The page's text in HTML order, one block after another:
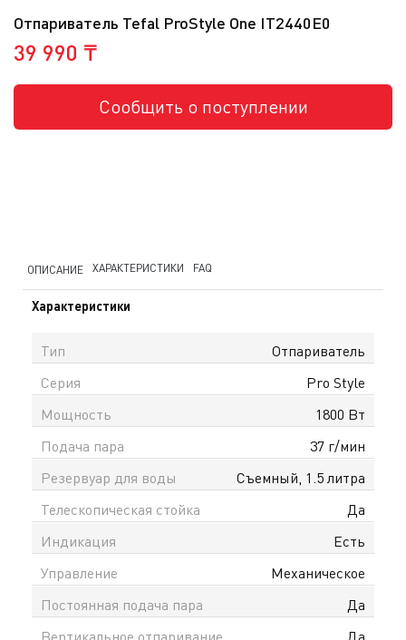
Отпариватель Tefal ProStyle One IT2440E0
39 990 ₸
Сообщить о поступлении
ОПИСАНИЕ ХАРАКТЕРИСТИКИ FAQ
Характеристики
Тип
Отпариватель
Серия
Pro Style
Мощность
1800 Вт
Подача пара
37 г/мин
Резервуар для воды
Съемный, 1.5 литра
Телескопическая стойка
Да
Индикация
Есть
Управление
Механическое
Постоянная подача пара
Да
Вертикальное отпаривание
Да